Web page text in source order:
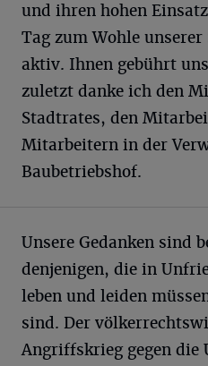
und ihren hohen
Tag zum Wohle
aktiv. Ihnen gebührt
zuletzt danke ich den
Stadtrates, den
Mitarbeitern in der
Baubetriebshof.
Unsere Gedanken sind
denjenigen, die in
leben und leiden
sind. Der
Angriffskrieg gegen die